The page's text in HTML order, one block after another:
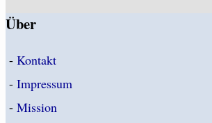
Über
- Kontakt
- Impressum
- Mission